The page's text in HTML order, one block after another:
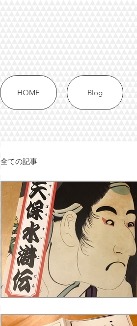
HOME Blog
全ての記事